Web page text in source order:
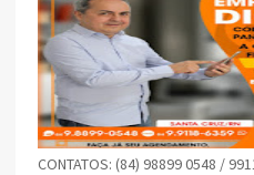
CONTATOS: (84) 98899 0548 /